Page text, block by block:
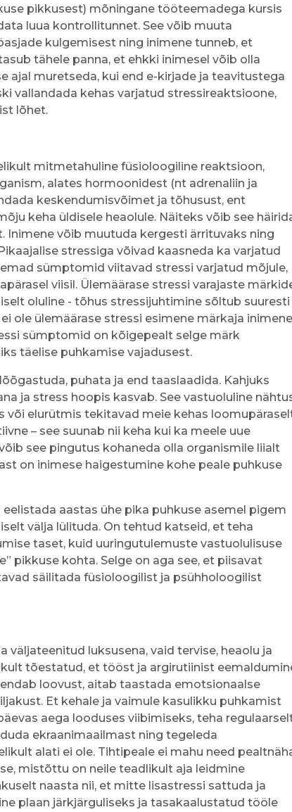
pikkusest) mõningane tööteemadega kursis
luua kontrollitunnet. See võib muuta
kulgemisest ning inimene tunneb, et
tähele panna, et ehkki inimesel võib olla
ajal muretseda, kui end e-kirjade ja teavitustega
vallandada kehas varjatud stressireaktsioone,
lõhet.
mitmetahuline füsioloogiline reaktsioon,
alates hormoonidest (nt adrenaliin ja
keskendumisvõimet ja tõhusust, ent
keha üldisele heaolule. Näiteks võib see
Inimene võib muutuda kergesti ärrituvaks ning
stressiga võivad kaasneda ka varjatud
sümptomid viitavad stressi varjatud mõjule,
viisil. Ülemäärase stressi varajaste
oluline - tõhus stressijuhtimine sõltub suuresti
ole ülemäärase stressi esimene märkaja inimene
sümptomid on kõigepealt selge märk
täelise puhkamise vajadusest.
puhata ja end taaslaadida. Kahjuks
ja stress hoopis kasvab. See vastuoluline
või elurütmis tekitavad meie kehas
– see suunab nii keha kui ka meele uue
see pingutus kohaneda olla organismile liialt
on inimese haigestumine kohe peale puhkuse
aastas ühe pika puhkuse asemel pigem
välja lülituda. On tehtud katseid, et teha
taset, kuid uuringutulemuste vastuolulisuse
pikkuse kohta. Selge on aga see, et piisavat
säilitada füsioloogilist ja psühholoogilist
väljateenitud luksusena, vaid tervise, heaolu ja
tõestatud, et tööst ja argirutiinist
loovust, aitab taastada emotsionaalse
Et kehale ja vaimule kasulikku puhkamist
aega looduses viibimiseks, teha
ekraanimaailmast ning tegeleda
alati ei ole. Tihtipeale ei mahu need
mistõttu on neile teadlikult aja leidmine
naasta nii, et mitte lisastressi sattuda ja
plaan järkjärguliseks ja tasakaalustatud tööle